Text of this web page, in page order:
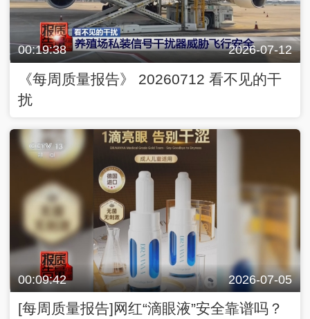
00:19:38 2026-07-12
《每周质量报告》 20260712 看不见的干
扰
00:09:42 2026-07-05
[每周质量报告]网红“滴眼液”安全靠谱吗？